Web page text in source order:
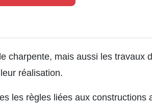
charpente, mais aussi les travaux
réalisation.
les règles liées aux constructions